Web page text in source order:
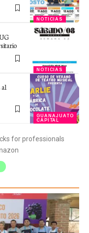
NOTICIAS
NOTICIAS
GUANAJUATO
CAPITAL
for professionals